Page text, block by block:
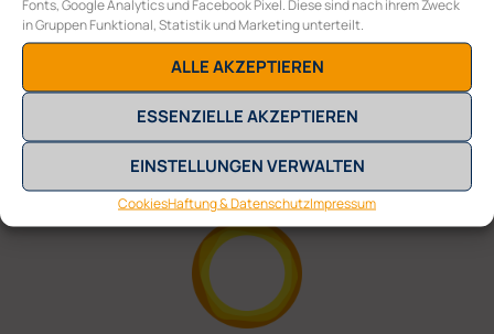
Fonts, Google Analytics und Facebook Pixel. Diese sind nach ihrem Zweck
in Gruppen Funktional, Statistik und Marketing unterteilt.
ALLE AKZEPTIEREN
ESSENZIELLE AKZEPTIEREN
EINSTELLUNGEN VERWALTEN
CookiesHaftung & DatenschutzImpressum
COLLECTIVE ENERGY GMBH
A-1070 Wien
Eoffice@collective-energy.at
+43 (0) 1 311 28 01